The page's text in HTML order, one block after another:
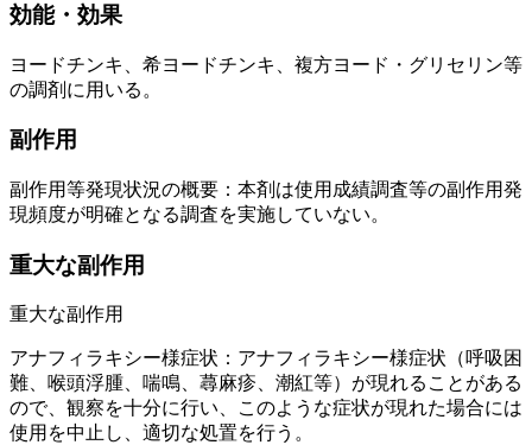
効能・効果
ヨードチンキ、希ヨードチンキ、複方ヨード・グリセリン等
の調剤に用いる。
副作用
副作用等発現状況の概要：本剤は使用成績調査等の副作用発
現頻度が明確となる調査を実施していない。
重大な副作用
重大な副作用
アナフィラキシー様症状：アナフィラキシー様症状（呼吸困
難、喉頭浮腫、喘鳴、蕁麻疹、潮紅等）が現れることがある
ので、観察を十分に行い、このような症状が現れた場合には
使用を中止し、適切な処置を行う。